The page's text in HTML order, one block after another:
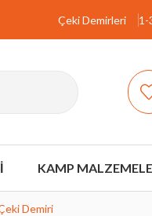
Çeki Demirleri 1-
KAMP
Demiri